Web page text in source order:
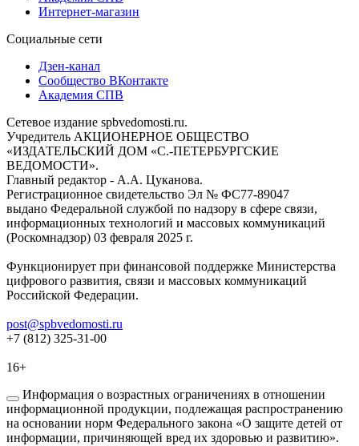
Интернет-магазин
Социальные сети
Дзен-канал
Сообщество ВКонтакте
Академия СПВ
Сетевое издание spbvedomosti.ru.
Учредитель АКЦИОНЕРНОЕ ОБЩЕСТВО
«ИЗДАТЕЛЬСКИЙ ДОМ «С.-ПЕТЕРБУРГСКИЕ
ВЕДОМОСТИ».
Главный редактор - А.А. Цуканова.
Регистрационное свидетельство Эл № ФС77-89047
выдано Федеральной службой по надзору в сфере связи,
информационных технологий и массовых коммуникаций
(Роскомнадзор) 03 февраля 2025 г.
Функционирует при финансовой поддержке Министерства
цифрового развития, связи и массовых коммуникаций
Российской Федерации.
post@spbvedomosti.ru
+7 (812) 325-31-00
16+
Информация о возрастных ограничениях в отношении
информационной продукции, подлежащая распространению
на основании норм Федерального закона «О защите детей от
информации, причиняющей вред их здоровью и развитию».